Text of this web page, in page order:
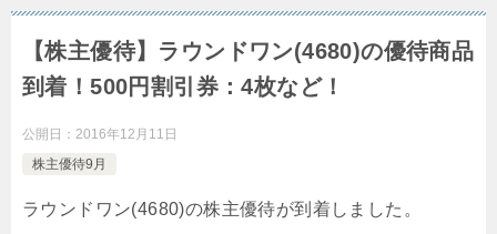
【株主優待】ラウンドワン(4680)の優待商品
到着！500円割引券：4枚など！
公開日： 2016年12月11日
株主優待9月
ラウンドワン(4680)の株主優待が到着しました。